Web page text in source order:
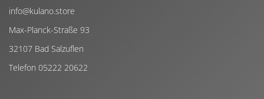
info@kulano.store
Max-Planck-Straße 93
32107 Bad Salzuflen
Telefon 05222 20622